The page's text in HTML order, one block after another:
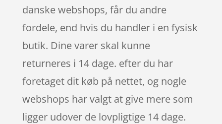
danske webshops, får du andre
fordele, end hvis du handler i en fysisk
butik. Dine varer skal kunne
returneres i 14 dage. efter du har
foretaget dit køb på nettet, og nogle
webshops har valgt at give mere som
ligger udover de lovpligtige 14 dage.